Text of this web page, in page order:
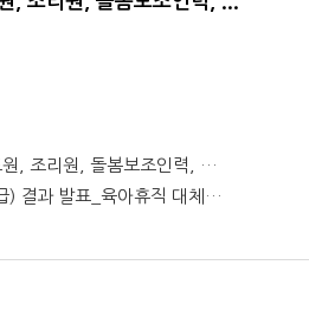
원, 조리원, 돌봄보조인력, …
) 결과 발표_육아휴직 대체…